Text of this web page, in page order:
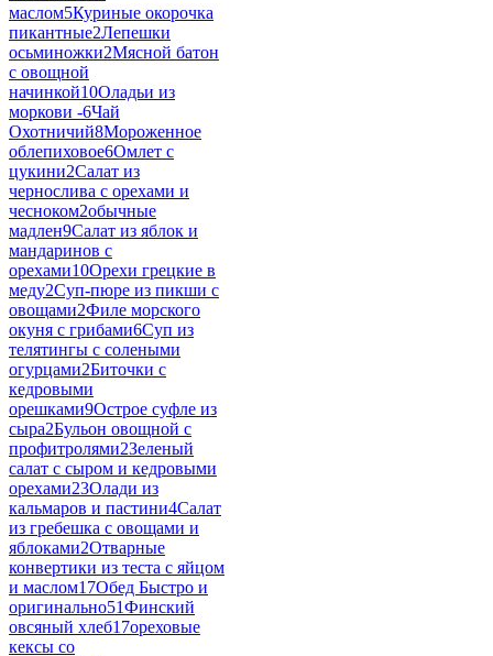
маслом5Куриные окорочка
пикантные2Лепешки
осьминожки2Мясной батон
с овощной
начинкой10Оладьи из
моркови -6Чай
Охотничий8Мороженное
облепиховое6Омлет с
цукини2Салат из
чернослива с орехами и
чесноком2обычные
мадлен9Салат из яблок и
мандаринов с
орехами10Орехи грецкие в
меду2Суп-пюре из пикши с
овощами2Филе морского
окуня с грибами6Суп из
телятингы с солеными
огурцами2Биточки с
кедровыми
орешками9Острое суфле из
сыра2Бульон овощной с
профитролями2Зеленый
салат с сыром и кедровыми
орехами23Олади из
кальмаров и пастини4Салат
из гребешка с овощами и
яблоками2Отварные
конвертики из теста с яйцом
и маслом17Обед Быстро и
оригинально51Финский
овсяный хлеб17ореховые
кексы со